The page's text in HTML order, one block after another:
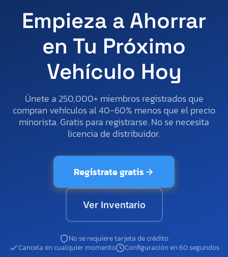
Empieza a Ahorrar
en Tu Próximo
Vehículo Hoy
Únete a 250,000+ miembros registrados que
compran vehículos al 40-60% menos que el precio
minorista. Gratis para registrarse. No se necesita
licencia de distribuidor.
Regístrate gratis
Ver Inventario
No se requiere tarjeta de crédito
Cancela en cualquier momento
Configuración en 60 segundos